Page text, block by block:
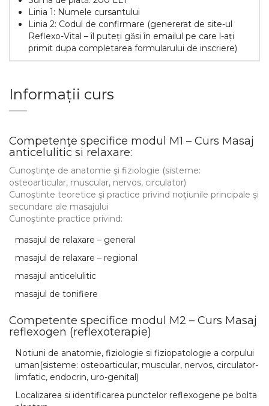
Linia 1: Numele cursantului
Linia 2: Codul de confirmare (genererat de site-ul
Reflexo-Vital – îl puteți găsi în emailul pe care l-ați
primit dupa completarea formularului de inscriere)
Informații curs
Competenţe specifice modul M1 – Curs Masaj
anticelulitic si relaxare:
Cunoştinţe de anatomie şi fiziologie (sisteme:
osteoarticular, muscular, nervos, circulator)
Cunoştinte teoretice şi practice privind noţiunile principale şi
secundare ale masajului
Cunoştinte practice privind:
masajul de relaxare – general
masajul de relaxare – regional
masajul anticelulitic
masajul de tonifiere
Competente specifice modul M2 – Curs Masaj
reflexogen (reflexoterapie)
Notiuni de anatomie, fiziologie si fiziopatologie a corpului
uman(sisteme: osteoarticular, muscular, nervos, circulator-
limfatic, endocrin, uro-genital)
Localizarea si identificarea punctelor reflexogene pe bolta